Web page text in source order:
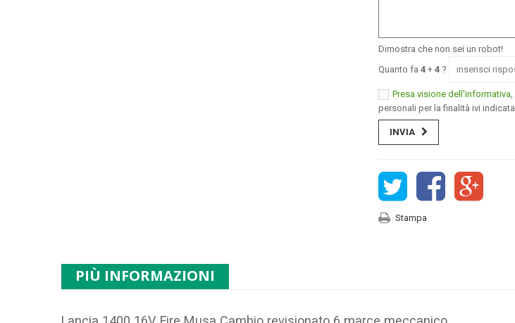
Dimostra che non sei un robot!
Quanto fa 4 + 4 ?
Presa visione dell'informativa
personali per la finalità ivi indicata.
INVIA
Stampa
PIÙ INFORMAZIONI